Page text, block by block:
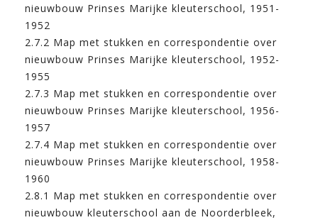
nieuwbouw Prinses Marijke kleuterschool, 1951-
1952
2.7.2 Map met stukken en correspondentie over
nieuwbouw Prinses Marijke kleuterschool, 1952-
1955
2.7.3 Map met stukken en correspondentie over
nieuwbouw Prinses Marijke kleuterschool, 1956-
1957
2.7.4 Map met stukken en correspondentie over
nieuwbouw Prinses Marijke kleuterschool, 1958-
1960
2.8.1 Map met stukken en correspondentie over
nieuwbouw kleuterschool aan de Noorderbleek,